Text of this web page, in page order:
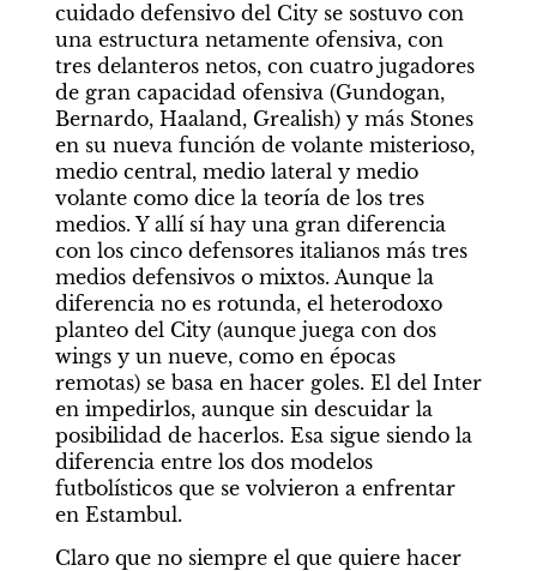
cuidado defensivo del City se sostuvo con
una estructura netamente ofensiva, con
tres delanteros netos, con cuatro jugadores
de gran capacidad ofensiva (Gundogan,
Bernardo, Haaland, Grealish) y más Stones
en su nueva función de volante misterioso,
medio central, medio lateral y medio
volante como dice la teoría de los tres
medios. Y allí sí hay una gran diferencia
con los cinco defensores italianos más tres
medios defensivos o mixtos. Aunque la
diferencia no es rotunda, el heterodoxo
planteo del City (aunque juega con dos
wings y un nueve, como en épocas
remotas) se basa en hacer goles. El del Inter
en impedirlos, aunque sin descuidar la
posibilidad de hacerlos. Esa sigue siendo la
diferencia entre los dos modelos
futbolísticos que se volvieron a enfrentar
en Estambul.
Claro que no siempre el que quiere hacer